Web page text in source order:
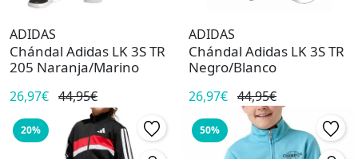
ADIDAS
Chándal Adidas LK 3S TR
205 Naranja/Marino
26,97€ 44,95€
ADIDAS
Chándal Adidas LK 3S TR
Negro/Blanco
26,97€ 44,95€
20% 50%